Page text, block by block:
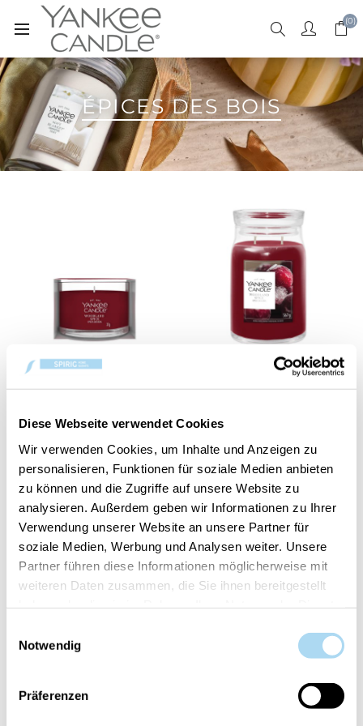
Diese Webseite verwendet Cookies
Wir verwenden Cookies, um Inhalte und Anzeigen zu
personalisieren, Funktionen für soziale Medien anbieten
zu können und die Zugriffe auf unsere Website zu
analysieren. Außerdem geben wir Informationen zu Ihrer
Verwendung unserer Website an unsere Partner für
soziale Medien, Werbung und Analysen weiter. Unsere
Partner führen diese Informationen möglicherweise mit
weiteren Daten zusammen, die Sie ihnen bereitgestellt
Notwendig
Präferenzen
(0)
ÉPICES DES BOIS
Signature Filled Votive
CHF 5.50
Woodland Spice
Signature Large Jar
Signature Medium Jar
Woodland Spice
Signature Small Jar